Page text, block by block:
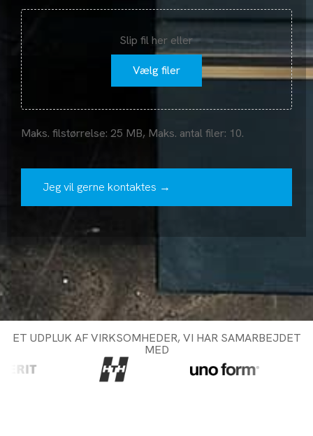
Fil
Slip fil her eller
Vælg filer
Maks. filstørrelse: 25 MB, Maks. antal filer: 10.
ET UDPLUK AF VIRKSOMHEDER, VI HAR SAMARBEJDET
MED